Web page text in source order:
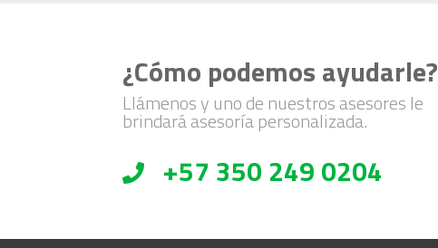
¿Cómo podemos ayudarle?
Llámenos y uno de nuestros asesores le
brindará asesoría personalizada.
+57 350 249 0204